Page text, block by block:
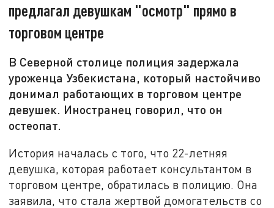
предлагал девушкам "осмотр" прямо в
торговом центре
В Северной столице полиция задержала
уроженца Узбекистана, который настойчиво
донимал работающих в торговом центре
девушек. Иностранец говорил, что он
остеопат.
История началась с того, что 22-летняя
девушка, которая работает консультантом в
торговом центре, обратилась в полицию. Она
заявила, что стала жертвой домогательств со